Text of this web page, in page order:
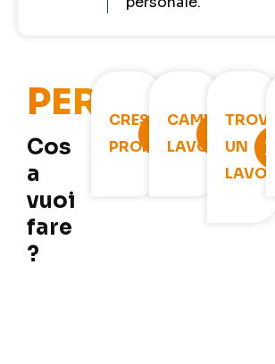
PERSONE
Cos
a
vuoi
fare
?
CRESCITA
PROFESSIONALE
CAMBIARE
LAVOROUN